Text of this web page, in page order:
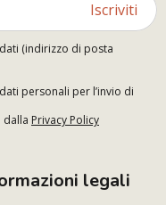
Iscriviti
(indirizzo di posta
personali per l’invio di
dalla Privacy Policy
legali